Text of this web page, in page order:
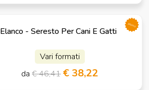
Elanco - Seresto Per Cani E Gatti
Vari formati
da€ 46,41 € 38,22
promo